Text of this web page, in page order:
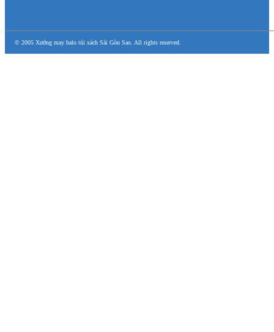
© 2005 Xưởng may balo túi xách Sài Gòn Sao. All rights reserved.